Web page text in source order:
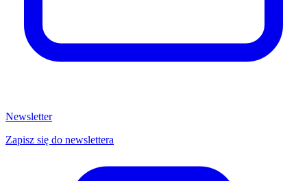
Newsletter
Zapisz się do newslettera